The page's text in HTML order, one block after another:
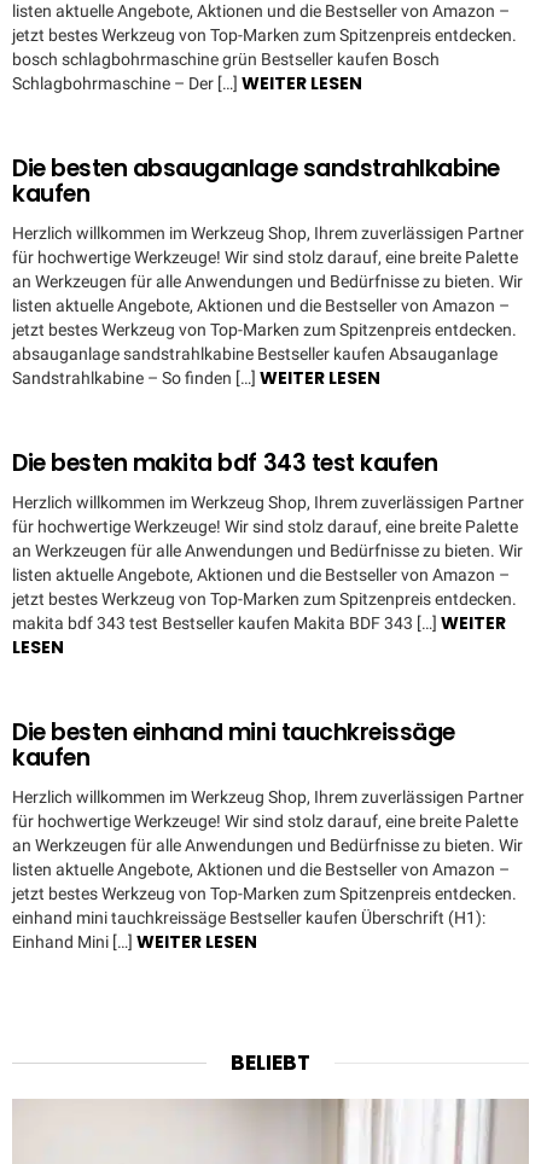
listen aktuelle Angebote, Aktionen und die Bestseller von Amazon –
jetzt bestes Werkzeug von Top-Marken zum Spitzenpreis entdecken.
bosch schlagbohrmaschine grün Bestseller kaufen Bosch
Schlagbohrmaschine – Der […] WEITER LESEN
Die besten absauganlage sandstrahlkabine
kaufen
Herzlich willkommen im Werkzeug Shop, Ihrem zuverlässigen Partner
für hochwertige Werkzeuge! Wir sind stolz darauf, eine breite Palette
an Werkzeugen für alle Anwendungen und Bedürfnisse zu bieten. Wir
listen aktuelle Angebote, Aktionen und die Bestseller von Amazon –
jetzt bestes Werkzeug von Top-Marken zum Spitzenpreis entdecken.
absauganlage sandstrahlkabine Bestseller kaufen Absauganlage
Sandstrahlkabine – So finden […] WEITER LESEN
Die besten makita bdf 343 test kaufen
Herzlich willkommen im Werkzeug Shop, Ihrem zuverlässigen Partner
für hochwertige Werkzeuge! Wir sind stolz darauf, eine breite Palette
an Werkzeugen für alle Anwendungen und Bedürfnisse zu bieten. Wir
listen aktuelle Angebote, Aktionen und die Bestseller von Amazon –
jetzt bestes Werkzeug von Top-Marken zum Spitzenpreis entdecken.
makita bdf 343 test Bestseller kaufen Makita BDF 343 […] WEITER
LESEN
Die besten einhand mini tauchkreissäge
kaufen
Herzlich willkommen im Werkzeug Shop, Ihrem zuverlässigen Partner
für hochwertige Werkzeuge! Wir sind stolz darauf, eine breite Palette
an Werkzeugen für alle Anwendungen und Bedürfnisse zu bieten. Wir
listen aktuelle Angebote, Aktionen und die Bestseller von Amazon –
jetzt bestes Werkzeug von Top-Marken zum Spitzenpreis entdecken.
einhand mini tauchkreissäge Bestseller kaufen Überschrift (H1):
Einhand Mini […] WEITER LESEN
BELIEBT